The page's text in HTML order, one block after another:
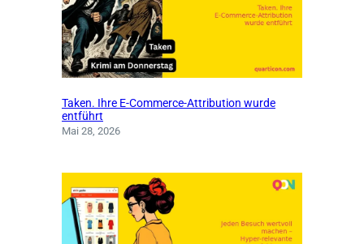
Taken. Ihre E-Commerce-Attribution wurde
entführt
Mai 28, 2026